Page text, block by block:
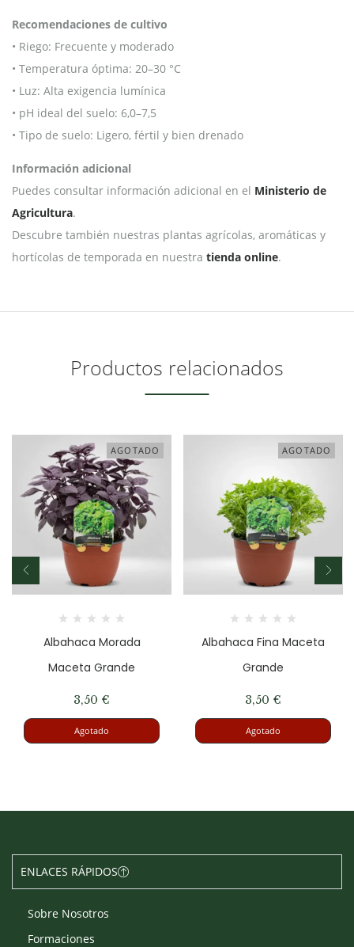
Recomendaciones de cultivo
• Riego: Frecuente y moderado
• Temperatura óptima: 20–30 °C
• Luz: Alta exigencia lumínica
• pH ideal del suelo: 6,0–7,5
• Tipo de suelo: Ligero, fértil y bien drenado
Información adicional
Puedes consultar información adicional en el Ministerio de
Agricultura.
Descubre también nuestras plantas agrícolas, aromáticas y
hortícolas de temporada en nuestra tienda online.
Productos relacionados
AGOTADO
Albahaca Morada
Maceta Grande
3,50 €
Agotado
AGOTADO
Albahaca Fina Maceta
Grande
3,50 €
Agotado
ENLACES RÁPIDOS
Sobre Nosotros
Formaciones